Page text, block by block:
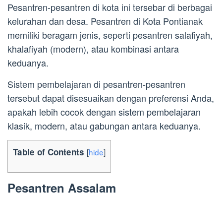
Pesantren-pesantren di kota ini tersebar di berbagai
kelurahan dan desa. Pesantren di Kota Pontianak
memiliki beragam jenis, seperti pesantren salafiyah,
khalafiyah (modern), atau kombinasi antara
keduanya.
Sistem pembelajaran di pesantren-pesantren
tersebut dapat disesuaikan dengan preferensi Anda,
apakah lebih cocok dengan sistem pembelajaran
klasik, modern, atau gabungan antara keduanya.
Table of Contents [hide]
Pesantren Assalam